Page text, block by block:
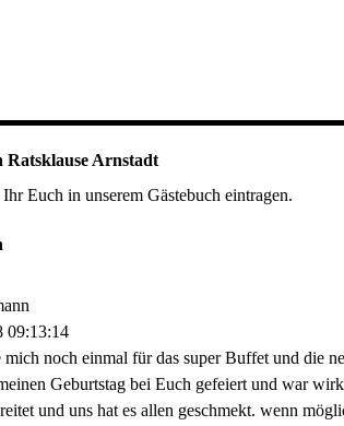
Ratsklause Arnstadt
Euch in unserem Gästebuch eintragen.
09:13:14
mich noch einmal für das super Buffet und die
Geburtstag bei Euch gefeiert und war
und uns hat es allen geschmekt. wenn